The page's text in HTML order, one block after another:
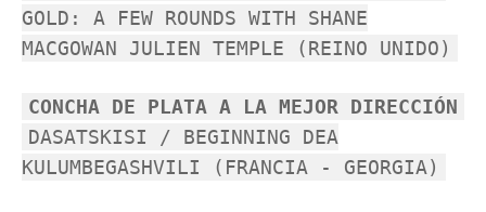
GOLD: A FEW ROUNDS WITH SHANE
MACGOWAN JULIEN TEMPLE (REINO UNIDO)
CONCHA DE PLATA A LA MEJOR DIRECCIÓN
DASATSKISI / BEGINNING DEA
KULUMBEGASHVILI (FRANCIA - GEORGIA)